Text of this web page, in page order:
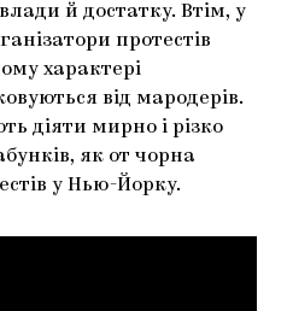
й достатку. Втім, у
протестів
характері
від мародерів.
діяти мирно і різко
як от чорна
у Нью-Йорку.